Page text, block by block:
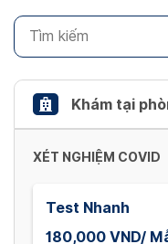
to
keyboard
shortcuts
changing
Khám tại
XÉT NGHIỆM COVID
Test Nhanh
180,000 VND/